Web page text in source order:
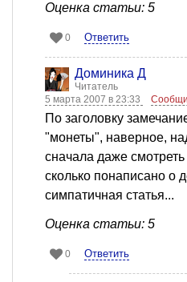
Оценка статьи: 5
0 Ответить
Доминика Д
Читатель
5 марта 2007 в 23:33
По заголовку
"монеты", наверное,
сначала даже
сколько понаписано о
симпатичная статья...
Оценка статьи: 5
0 Ответить